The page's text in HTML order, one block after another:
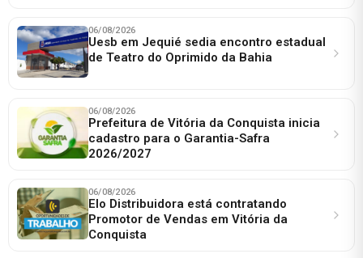
06/08/2026
Uesb em Jequié sedia encontro estadual
de Teatro do Oprimido da Bahia
06/08/2026
Prefeitura de Vitória da Conquista inicia
cadastro para o Garantia-Safra
2026/2027
06/08/2026
Elo Distribuidora está contratando
Promotor de Vendas em Vitória da
Conquista